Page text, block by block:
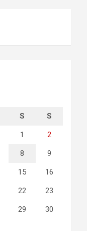
S S
1 2
8 9
15 16
22 23
29 30